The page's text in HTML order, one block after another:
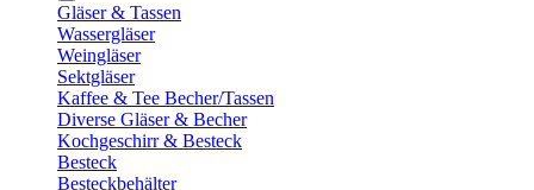
Gläser & Tassen
Wassergläser
Weingläser
Sektgläser
Kaffee & Tee Becher/Tassen
Diverse Gläser & Becher
Kochgeschirr & Besteck
Besteck
Besteckbehälter